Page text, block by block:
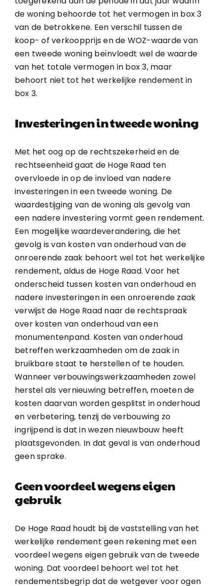
de woning behoorde tot het vermogen in box 3
van de betrokkene. Een verschil tussen de
koop- of verkoopprijs en de WOZ-waarde van
een tweede woning beïnvloedt wel de waarde
van het totale vermogen in box 3, maar
behoort niet tot het werkelijke rendement in
box 3.
Investeringen in tweede woning
Met het oog op de rechtszekerheid en de
rechtseenheid gaat de Hoge Raad ten
overvloede in op de invloed van nadere
investeringen in een tweede woning. De
waardestijging van de woning als gevolg van
een nadere investering vormt geen rendement.
Een mogelijke waardeverandering, die het
gevolg is van kosten van onderhoud van de
onroerende zaak behoort wel tot het werkelijke
rendement, aldus de Hoge Raad. Voor het
onderscheid tussen kosten van onderhoud en
nadere investeringen in een onroerende zaak
verwijst de Hoge Raad naar de rechtspraak
over kosten van onderhoud van een
monumentenpand. Kosten van onderhoud
betreffen werkzaamheden om de zaak in
bruikbare staat te herstellen of te houden.
Wanneer verbouwingswerkzaamheden zowel
herstel als vernieuwing betreffen, moeten de
kosten daarvan worden gesplitst in onderhoud
en verbetering, tenzij de verbouwing zo
ingrijpend is dat in wezen nieuwbouw heeft
plaatsgevonden. In dat geval is van onderhoud
geen sprake.
Geen voordeel wegens eigen
gebruik
De Hoge Raad houdt bij de vaststelling van het
werkelijke rendement geen rekening met een
voordeel wegens eigen gebruik van de tweede
woning. Dat voordeel behoort wel tot het
rendementsbegrip dat de wetgever voor ogen